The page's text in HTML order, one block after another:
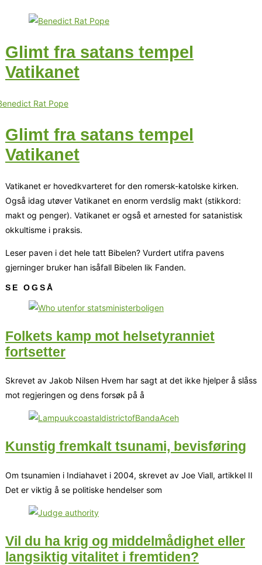
Glimt fra satans tempel
Vatikanet
Glimt fra satans tempel
Vatikanet
Vatikanet er hovedkvarteret for den romersk-katolske kirken.
Også idag utøver Vatikanet en enorm verdslig makt (stikkord:
makt og penger). Vatikanet er også et arnested for satanistisk
okkultisme i praksis.
Leser paven i det hele tatt Bibelen? Vurdert utifra pavens
gjerninger bruker han isåfall Bibelen lik Fanden.
SE OGSÅ
Folkets kamp mot helsetyranniet
fortsetter
Skrevet av Jakob Nilsen Hvem har sagt at det ikke hjelper å slåss
mot regjeringen og dens forsøk på å
Kunstig fremkalt tsunami, bevisføring
Om tsunamien i Indiahavet i 2004, skrevet av Joe Viall, artikkel II
Det er viktig å se politiske hendelser som
Vil du ha krig og middelmådighet eller
langsiktig vitalitet i fremtiden?